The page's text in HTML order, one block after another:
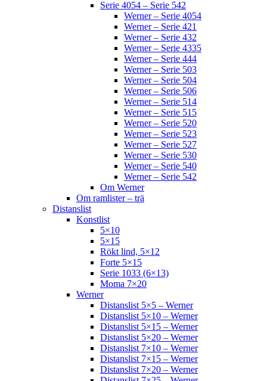
Serie 4054 – Serie 542
Werner – Serie 4054
Werner – Serie 421
Werner – Serie 432
Werner – Serie 4335
Werner – Serie 444
Werner – Serie 503
Werner – Serie 504
Werner – Serie 506
Werner – Serie 514
Werner – Serie 515
Werner – Serie 520
Werner – Serie 523
Werner – Serie 527
Werner – Serie 530
Werner – Serie 540
Werner – Serie 542
Om Werner
Om ramlister – trä
Distanslist
Konstlist
5×10
5×15
Rökt lind, 5×12
Forte 5×15
Serie 1033 (6×13)
Moma 7×20
Werner
Distanslist 5×5 – Werner
Distanslist 5×10 – Werner
Distanslist 5×15 – Werner
Distanslist 5×20 – Werner
Distanslist 7×10 – Werner
Distanslist 7×15 – Werner
Distanslist 7×20 – Werner